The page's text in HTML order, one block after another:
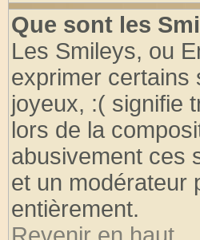
Que sont les
Les Smileys, ou
exprimer certains
joyeux, :( signifie
lors de la
abusivement ces
et un modérateur
entièrement.